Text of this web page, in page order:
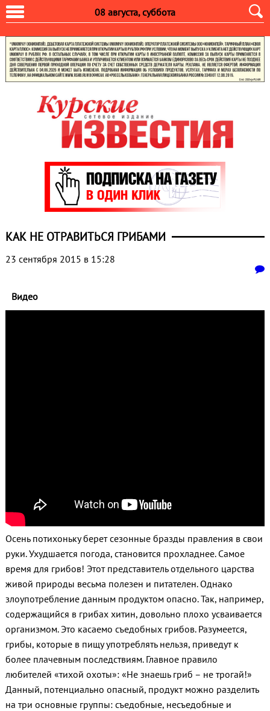
08 августа, суббота
КАК НЕ ОТРАВИТЬСЯ ГРИБАМИ
23 сентября 2015 в 15:28
Видео
Осень потихоньку берет сезонные бразды правления в свои
руки. Ухудшается погода, становится прохладнее. Самое
время для грибов! Этот представитель отдельного царства
живой природы весьма полезен и питателен. Однако
злоупотребление данным продуктом опасно. Так, например,
содержащийся в грибах хитин, довольно плохо усваивается
организмом. Это касаемо съедобных грибов. Разумеется,
грибы, которые в пищу употреблять нельзя, приведут к
более плачевным последствиям. Главное правило
любителей «тихой охоты»: «Не знаешь гриб – не трогай!»
Данный, потенциально опасный, продукт можно разделить
на три основные группы: съедобные, несъедобные и